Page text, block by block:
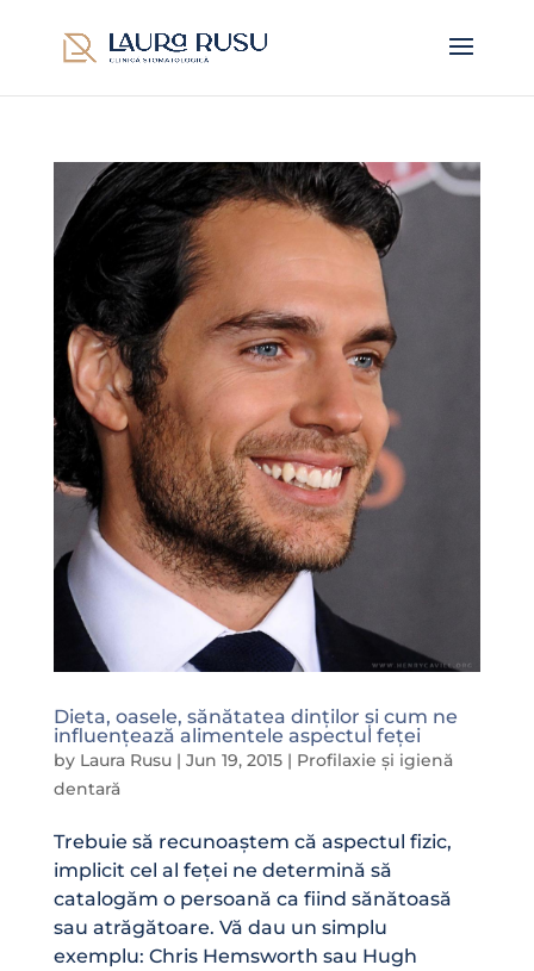
Dieta, oasele, sănătatea dinților și cum ne
influențează alimentele aspectul feței
by Laura Rusu| Jun 19, 2015| Profilaxie și igienă
dentară
Trebuie să recunoaștem că aspectul fizic,
implicit cel al feței ne determină să
catalogăm o persoană ca fiind sănătoasă
sau atrăgătoare. Vă dau un simplu
exemplu: Chris Hemsworth sau Hugh